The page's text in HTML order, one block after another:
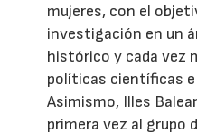
mujeres, con el
investigación en un
histórico y cada vez
políticas científicas
Asimismo, Illes
primera vez al grupo